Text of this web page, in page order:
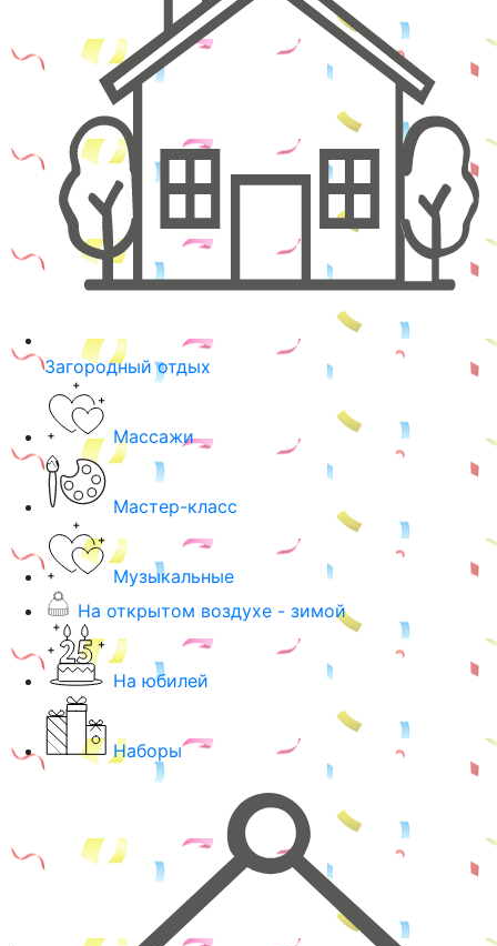
Загородный отдых
Массажи
Мастер-класс
Музыкальные
На открытом воздухе - зимой
На юбилей
Наборы